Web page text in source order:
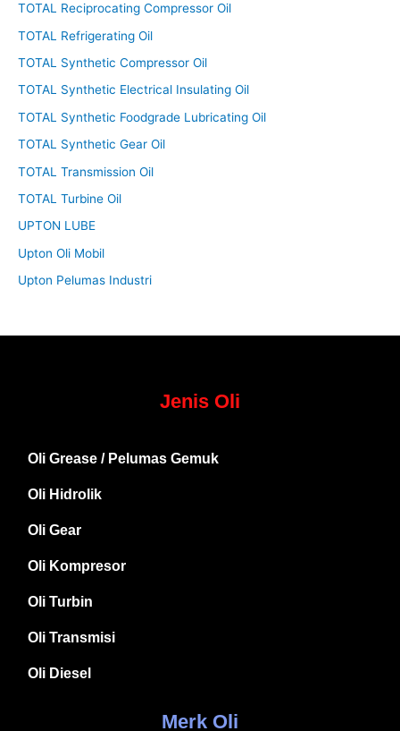
TOTAL Reciprocating Compressor Oil
TOTAL Refrigerating Oil
TOTAL Synthetic Compressor Oil
TOTAL Synthetic Electrical Insulating Oil
TOTAL Synthetic Foodgrade Lubricating Oil
TOTAL Synthetic Gear Oil
TOTAL Transmission Oil
TOTAL Turbine Oil
UPTON LUBE
Upton Oli Mobil
Upton Pelumas Industri
Jenis Oli
Oli Grease / Pelumas Gemuk
Oli Hidrolik
Oli Gear
Oli Kompresor
Oli Turbin
Oli Transmisi
Oli Diesel
Merk Oli